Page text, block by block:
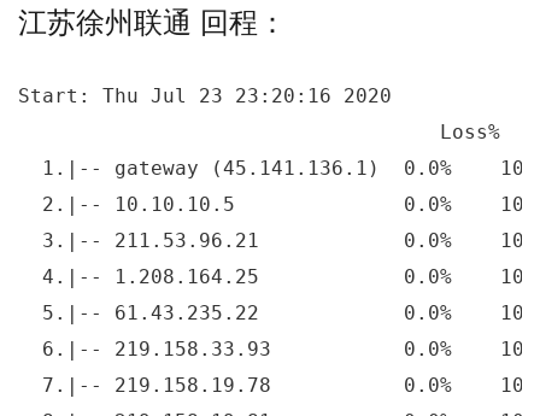
江苏徐州联通 回程：
Start: Thu Jul 23 23:20:16 2020
Loss%
1.|-- gateway (45.141.136.1)  0.0%    10
2.|-- 10.10.10.5              0.0%    10
3.|-- 211.53.96.21            0.0%    10
4.|-- 1.208.164.25            0.0%    10
5.|-- 61.43.235.22            0.0%    10
6.|-- 219.158.33.93           0.0%    10
7.|-- 219.158.19.78           0.0%    10